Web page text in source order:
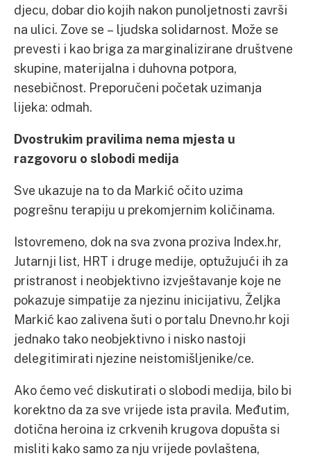
djecu, dobar dio kojih nakon punoljetnosti završi
na ulici. Zove se – ljudska solidarnost. Može se
prevesti i kao briga za marginalizirane društvene
skupine, materijalna i duhovna potpora,
nesebičnost. Preporučeni početak uzimanja
lijeka: odmah.
Dvostrukim pravilima nema mjesta u
razgovoru o slobodi medija
Sve ukazuje na to da Markić očito uzima
pogrešnu terapiju u prekomjernim količinama.
Istovremeno, dok na sva zvona proziva Index.hr,
Jutarnji list, HRT i druge medije, optužujući ih za
pristranost i neobjektivno izvještavanje koje ne
pokazuje simpatije za njezinu inicijativu, Željka
Markić kao zalivena šuti o portalu Dnevno.hr koji
jednako tako neobjektivno i nisko nastoji
delegitimirati njezine neistomišljenike/ce.
Ako ćemo već diskutirati o slobodi medija, bilo bi
korektno da za sve vrijede ista pravila. Međutim,
dotična heroina iz crkvenih krugova dopušta si
misliti kako samo za nju vrijede povlaštena,